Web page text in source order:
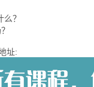
？
址: